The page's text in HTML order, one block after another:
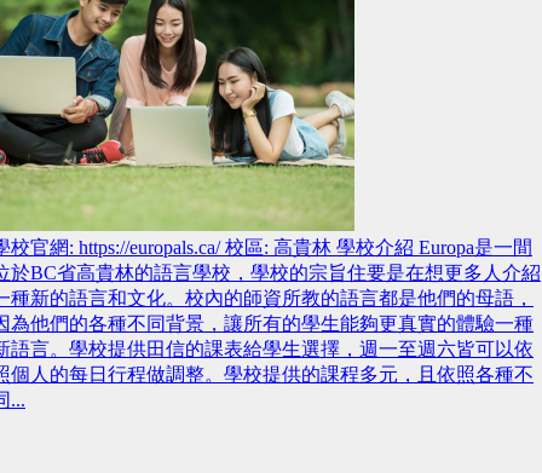
校官網: https://europals.ca/ 校區: 高貴林 學校介紹 Europa是一間
於BC省高貴林的語言學校，學校的宗旨住要是在想更多人介紹
種新的語言和文化。校內的師資所教的語言都是他們的母語，
為他們的各種不同背景，讓所有的學生能夠更真實的體驗一種
語言。學校提供田信的課表給學生選擇，週一至週六皆可以依
個人的每日行程做調整。學校提供的課程多元，且依照各種不
...